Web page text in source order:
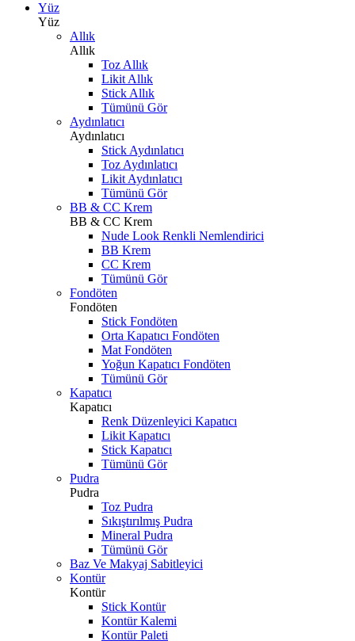
Yüz
Yüz
Allık
Allık
Toz Allık
Likit Allık
Stick Allık
Tümünü Gör
Aydınlatıcı
Aydınlatıcı
Stick Aydınlatıcı
Toz Aydınlatıcı
Likit Aydınlatıcı
Tümünü Gör
BB & CC Krem
BB & CC Krem
Nude Look Renkli Nemlendirici
BB Krem
CC Krem
Tümünü Gör
Fondöten
Fondöten
Stick Fondöten
Orta Kapatıcı Fondöten
Mat Fondöten
Yoğun Kapatıcı Fondöten
Tümünü Gör
Kapatıcı
Kapatıcı
Renk Düzenleyici Kapatıcı
Likit Kapatıcı
Stick Kapatıcı
Tümünü Gör
Pudra
Pudra
Toz Pudra
Sıkıştırılmış Pudra
Mineral Pudra
Tümünü Gör
Baz Ve Makyaj Sabitleyici
Kontür
Kontür
Stick Kontür
Kontür Kalemi
Kontür Paleti